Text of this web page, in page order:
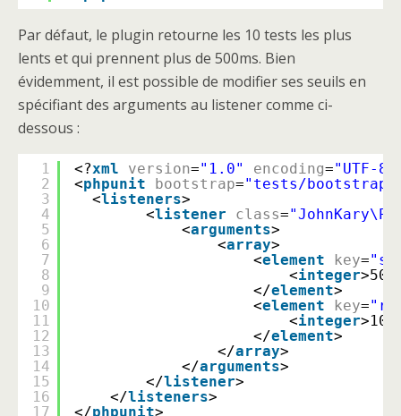
Par défaut, le plugin retourne les 10 tests les plus
lents et qui prennent plus de 500ms. Bien
évidemment, il est possible de modifier ses seuils en
spécifiant des arguments au listener comme ci-
dessous :
1
2
3
4
5
6
7
8
9
10
11
12
13
14
15
16
17
<?xml version="1.0" encoding="UTF-8"
<phpunit bootstrap="tests/
<listeners>
<listener class=
<arguments>
<array>
<element key=
<integer
</element>
<element key=
<integer
</element>
</array>
</arguments>
</listener>
</listeners>
</phpunit>